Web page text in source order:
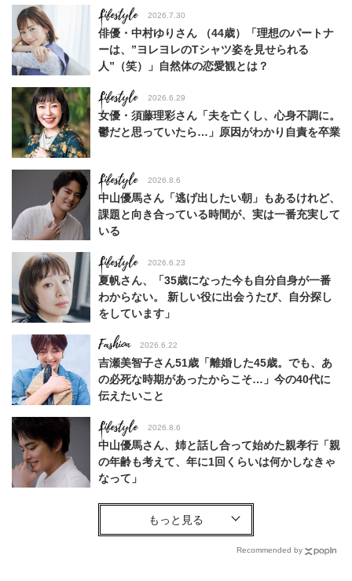
Lifestyle 2026.7.30
俳優・中村ゆりさん （44歳）「理想のパートナ
ーは、”ヨレヨレのTシャツ姿を見せられる
人”（笑）」自然体の恋愛観とは？
Lifestyle 2026.6.29
女優・須藤理彩さん「夫を亡くし、心身不調に。
鬱だと思っていたら…」原因がわかり自責を卒業
Lifestyle 2026.8.6
中山優馬さん「逃げ出したい朝」もあるけれど、
課題と向き合っている時間が、実は一番充実して
いる
Lifestyle 2026.6.23
夏帆さん、「35歳になった今も自分自身が一番
わからない。 新しい役に出会うたび、自分探し
をしています」
Fashion 2026.6.22
吉瀬美智子さん51歳「離婚した45歳。でも、あ
の必死な時期があったからこそ…」今の40代に
伝えたいこと
Lifestyle 2026.8.6
中山優馬さん、姉と話し合って始めた親孝行「親
の年齢も考えて、年に1回くらいは何かしなきゃ
なって」
Lifestyle
26年夏の【開運アクション】は”ひと拭き”習
Recommended by